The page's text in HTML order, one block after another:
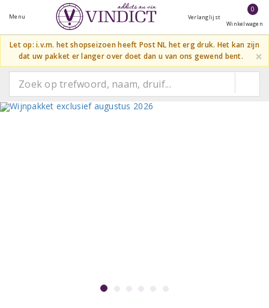
Menu Verlanglijst
0
Winkelwagen
Let op: i.v.m. het shopseizoen heeft Post NL het erg druk. Het kan zijn
dat uw pakket er langer over doet dan u van ons gewend bent.
×